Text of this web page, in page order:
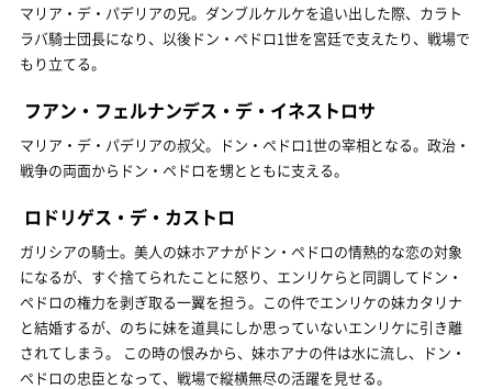
マリア・デ・パデリアの兄。ダンブルケルケを追い出した際、カラト
ラバ騎士団長になり、以後ドン・ペドロ1世を宮廷で支えたり、戦場で
もり立てる。
フアン・フェルナンデス・デ・イネストロサ
マリア・デ・パデリアの叔父。ドン・ペドロ1世の宰相となる。政治・
戦争の両面からドン・ペドロを甥とともに支える。
ロドリゲス・デ・カストロ
ガリシアの騎士。美人の妹ホアナがドン・ペドロの情熱的な恋の対象
になるが、すぐ捨てられたことに怒り、エンリケらと同調してドン・
ペドロの権力を剥ぎ取る一翼を担う。この件でエンリケの妹カタリナ
と結婚するが、のちに妹を道具にしか思っていないエンリケに引き離
されてしまう。 この時の恨みから、妹ホアナの件は水に流し、ドン・
ペドロの忠臣となって、戦場で縦横無尽の活躍を見せる。